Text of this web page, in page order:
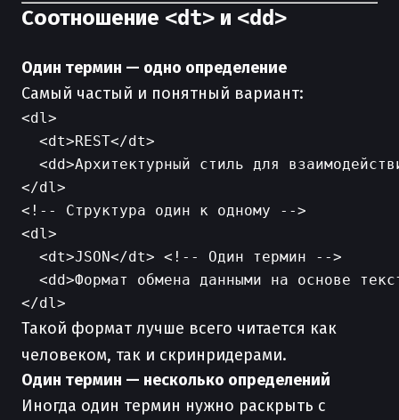
Соотношение <dt> и <dd>
Один термин — одно определение
Самый частый и понятный вариант:
<dl>
  <dt>REST</dt>
<dd>Архитектурный стиль для
<!-- Структура один к одному -->
<dl>
  <dt>JSON</dt> <!-- Один термин -->
<dd>Формат обмена данными на основе
Такой формат лучше всего читается как
человеком, так и скринридерами.
Один термин — несколько определений
Иногда один термин нужно раскрыть с